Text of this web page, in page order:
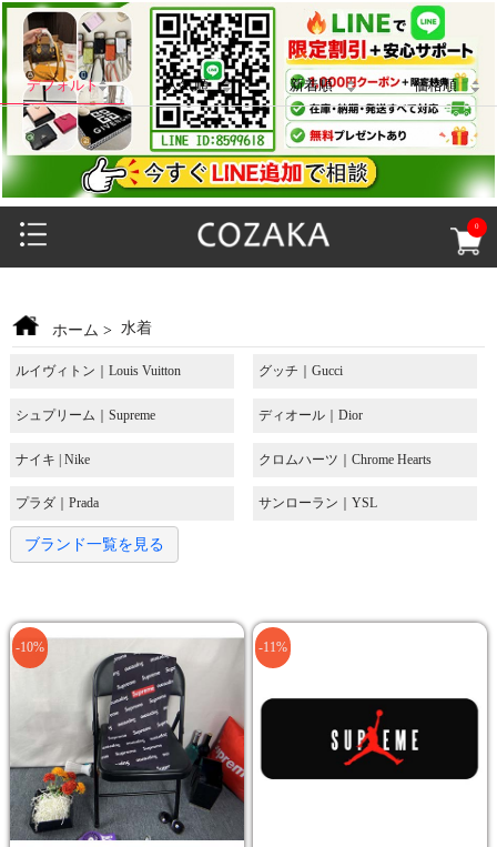
0
デフォルト 人気順 新着順 価格順
ホーム > 水着
ルイヴィトン｜Louis Vuitton グッチ｜Gucci
シュプリーム｜Supreme ディオール｜Dior
ナイキ | Nike クロムハーツ｜Chrome Hearts
プラダ｜Prada サンローラン｜YSL
ブランド一覧を見る
-10% -11%